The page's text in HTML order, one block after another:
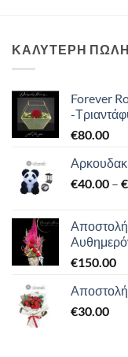
ΚΑΛΥΤΕΡΗ
Forever
-
€80.00
€40.00 – €
€150.00
€30.00